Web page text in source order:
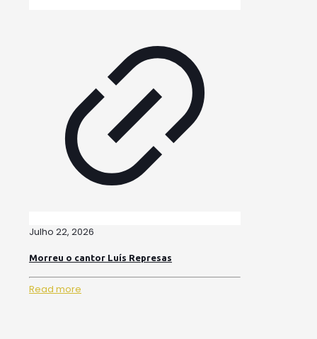
Julho 22, 2026
Morreu o cantor Luís Represas
Read more